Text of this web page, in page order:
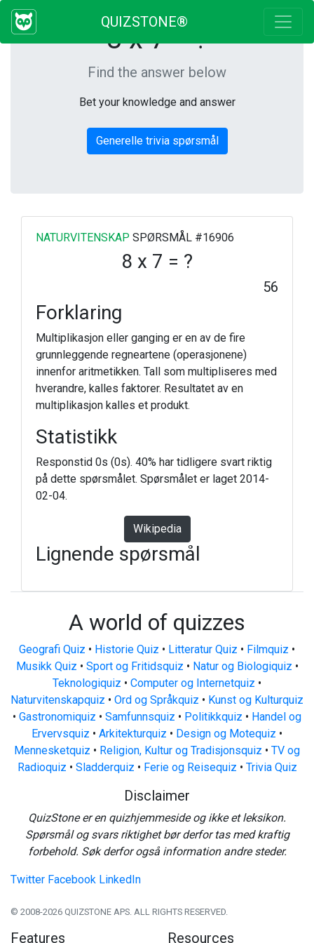
QUIZSTONE®
8 x 7 = ?
Find the answer below
Bet your knowledge and answer
Generelle trivia spørsmål
NATURVITENSKAP SPØRSMÅL #16906
8 x 7 = ?
56
Forklaring
Multiplikasjon eller ganging er en av de fire
grunnleggende regneartene (operasjonene)
innenfor aritmetikken. Tall som multipliseres med
hverandre, kalles faktorer. Resultatet av en
multiplikasjon kalles et produkt.
Statistikk
Responstid 0s (0s). 40% har tidligere svart riktig
på dette spørsmålet. Spørsmålet er laget 2014-
02-04.
Wikipedia
Lignende spørsmål
A world of quizzes
Geografi Quiz • Historie Quiz • Litteratur Quiz • Filmquiz •
Musikk Quiz • Sport og Fritidsquiz • Natur og Biologiquiz •
Teknologiquiz • Computer og Internetquiz •
Naturvitenskapquiz • Ord og Språkquiz • Kunst og Kulturquiz
• Gastronomiquiz • Samfunnsquiz • Politikkquiz • Handel og
Ervervsquiz • Arkitekturquiz • Design og Motequiz •
Mennesketquiz • Religion, Kultur og Tradisjonsquiz • TV og
Radioquiz • Sladderquiz • Ferie og Reisequiz • Trivia Quiz
Disclaimer
QuizStone er en quizhjemmeside og ikke et leksikon.
Spørsmål og svars riktighet bør derfor tas med kraftig
forbehold. Søk derfor også information andre steder.
Twitter Facebook LinkedIn
© 2008-2026 QUIZSTONE APS. ALL RIGHTS RESERVED.
Features Resources